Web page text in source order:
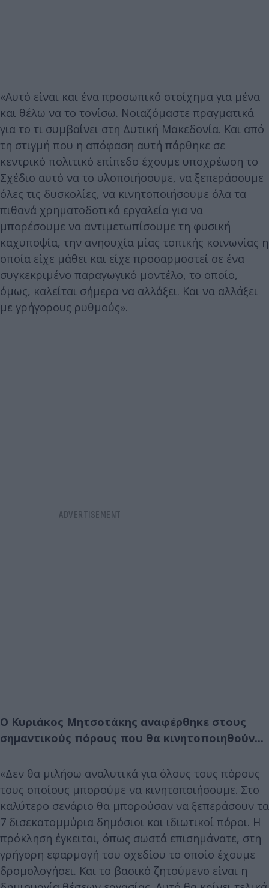
«Αυτό είναι και ένα προσωπικό στοίχημα για μένα
και θέλω να το τονίσω. Νοιαζόμαστε πραγματικά
για το τι συμβαίνει στη Δυτική Μακεδονία. Και από
τη στιγμή που η απόφαση αυτή πάρθηκε σε
κεντρικό πολιτικό επίπεδο έχουμε υποχρέωση το
Σχέδιο αυτό να το υλοποιήσουμε, να ξεπεράσουμε
όλες τις δυσκολίες, να κινητοποιήσουμε όλα τα
πιθανά χρηματοδοτικά εργαλεία για να
μπορέσουμε να αντιμετωπίσουμε τη φυσική
καχυποψία, την ανησυχία μίας τοπικής κοινωνίας η
οποία είχε μάθει και είχε προσαρμοστεί σε ένα
συγκεκριμένο παραγωγικό μοντέλο, το οποίο,
όμως, καλείται σήμερα να αλλάξει. Και να αλλάξει
με γρήγορους ρυθμούς».
Ο Κυριάκος Μητσοτάκης αναφέρθηκε στους
σημαντικούς πόρους που θα κινητοποιηθούν...
«Δεν θα μιλήσω αναλυτικά για όλους τους πόρους
τους οποίους μπορούμε να κινητοποιήσουμε. Στο
καλύτερο σενάριο θα μπορούσαν να ξεπεράσουν τα
7 δισεκατομμύρια δημόσιοι και ιδιωτικοί πόροι. Η
πρόκληση έγκειται, όπως σωστά επισημάνατε, στη
γρήγορη εφαρμογή του σχεδίου το οποίο έχουμε
δρομολογήσει. Και το βασικό ζητούμενο είναι η